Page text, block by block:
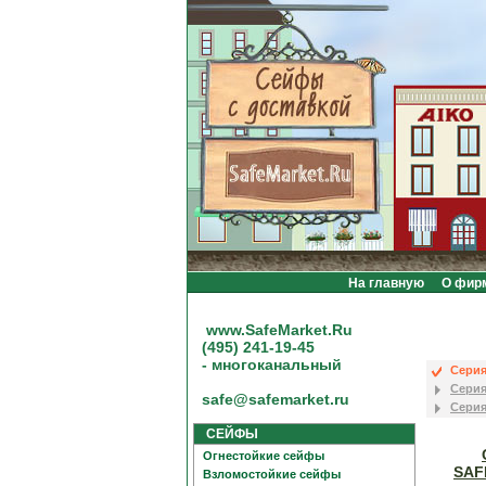
На главную О
www.SafeMarket.Ru
(495) 241-19-45
- многоканальный
safe@safemarket.ru
СЕЙФЫ
Огнестойкие сейфы
Взломостойкие сейфы